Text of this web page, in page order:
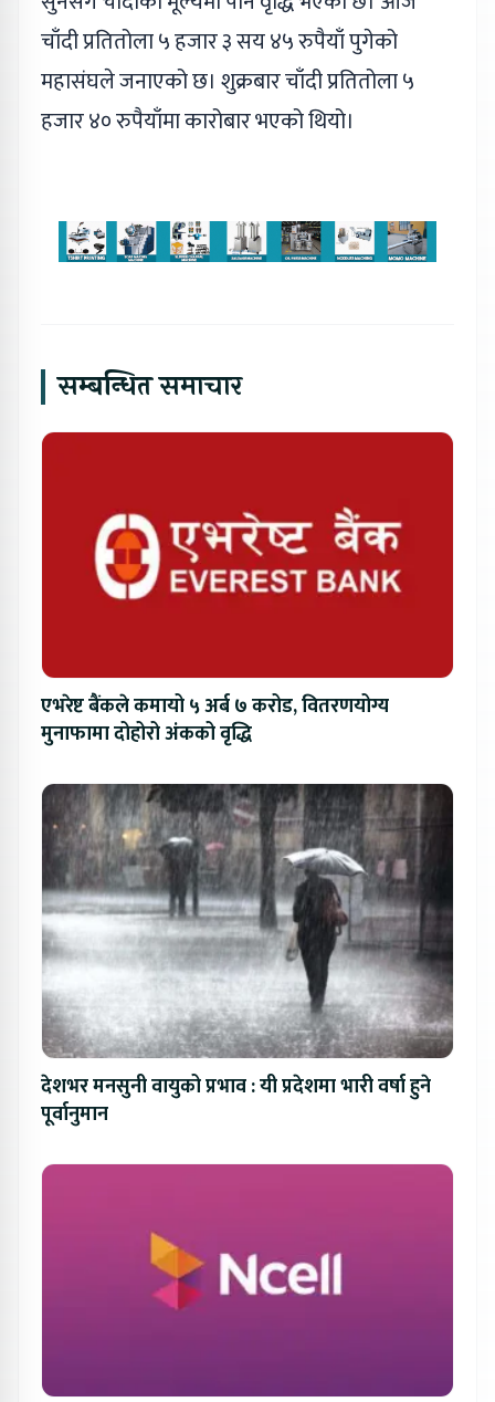
चाँदी प्रतितोला ५ हजार ३ सय ४५ रुपैयाँ पुगेको
महासंघले जनाएको छ। शुक्रबार चाँदी प्रतितोला ५
हजार ४० रुपैयाँमा कारोबार भएको थियो।
सम्बन्धित समाचार
एभरेष्ट बैंकले कमायो ५ अर्ब ७ करोड, वितरणयोग्य
मुनाफामा दोहोरो अंकको वृद्धि
देशभर मनसुनी वायुको प्रभाव : यी प्रदेशमा भारी वर्षा हुने
पूर्वानुमान